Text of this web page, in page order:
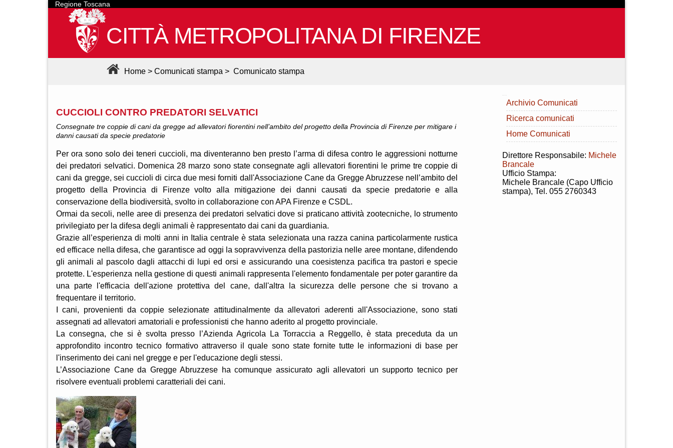
Regione Toscana
CITTÀ METROPOLITANA DI FIRENZE
Home > Comunicati stampa > Comunicato stampa
CUCCIOLI CONTRO PREDATORI SELVATICI
Consegnate tre coppie di cani da gregge ad allevatori fiorentini nell’ambito del progetto della Provincia di Firenze per mitigare i
danni causati da specie predatorie
Per ora sono solo dei teneri cuccioli, ma diventeranno ben presto l’arma di difesa contro le aggressioni notturne
dei predatori selvatici. Domenica 28 marzo sono state consegnate agli allevatori fiorentini le prime tre coppie di
cani da gregge, sei cuccioli di circa due mesi forniti dall'Associazione Cane da Gregge Abruzzese nell’ambito del
progetto della Provincia di Firenze volto alla mitigazione dei danni causati da specie predatorie e alla
conservazione della biodiversità, svolto in collaborazione con APA Firenze e CSDL.
Ormai da secoli, nelle aree di presenza dei predatori selvatici dove si praticano attività zootecniche, lo strumento
privilegiato per la difesa degli animali è rappresentato dai cani da guardiania.
Grazie all’esperienza di molti anni in Italia centrale è stata selezionata una razza canina particolarmente rustica
ed efficace nella difesa, che garantisce ad oggi la sopravvivenza della pastorizia nelle aree montane, difendendo
gli animali al pascolo dagli attacchi di lupi ed orsi e assicurando una coesistenza pacifica tra pastori e specie
protette. L'esperienza nella gestione di questi animali rappresenta l'elemento fondamentale per poter garantire da
una parte l'efficacia dell'azione protettiva del cane, dall'altra la sicurezza delle persone che si trovano a
frequentare il territorio.
I cani, provenienti da coppie selezionate attitudinalmente da allevatori aderenti all'Associazione, sono stati
assegnati ad allevatori amatoriali e professionisti che hanno aderito al progetto provinciale.
La consegna, che si è svolta presso l’Azienda Agricola La Torraccia a Reggello, è stata preceduta da un
approfondito incontro tecnico formativo attraverso il quale sono state fornite tutte le informazioni di base per
l'inserimento dei cani nel gregge e per l'educazione degli stessi.
L’Associazione Cane da Gregge Abruzzese ha comunque assicurato agli allevatori un supporto tecnico per
risolvere eventuali problemi caratteriali dei cani.
Archivio Comunicati
Ricerca comunicati
Home Comunicati
Direttore Responsabile: Michele
Brancale
Ufficio Stampa:
Michele Brancale (Capo Ufficio
stampa), Tel. 055 2760343